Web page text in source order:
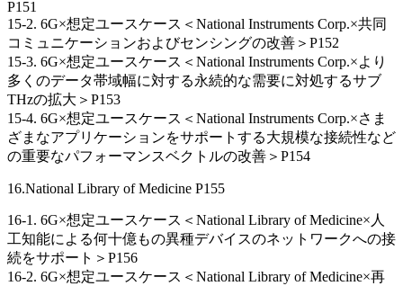
P151
15-2. 6G×想定ユースケース＜National Instruments Corp.×共同
コミュニケーションおよびセンシングの改善＞P152
15-3. 6G×想定ユースケース＜National Instruments Corp.×より
多くのデータ帯域幅に対する永続的な需要に対処するサブ
THzの拡大＞P153
15-4. 6G×想定ユースケース＜National Instruments Corp.×さま
ざまなアプリケーションをサポートする大規模な接続性など
の重要なパフォーマンスベクトルの改善＞P154
16.National Library of Medicine P155
16-1. 6G×想定ユースケース＜National Library of Medicine×人
工知能による何十億もの異種デバイスのネットワークへの接
続をサポート＞P156
16-2. 6G×想定ユースケース＜National Library of Medicine×再